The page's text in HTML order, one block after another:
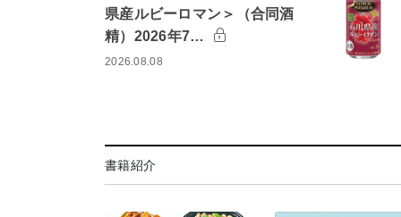
県産ルビーロマン＞（合同酒
精）2026年7…
2026.08.08
書籍紹介